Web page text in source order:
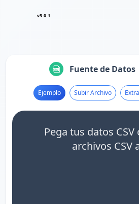
v3.0.1
Fuente de Datos
Ejemplo Subir Archivo
Pega tus datos
archivos CSV